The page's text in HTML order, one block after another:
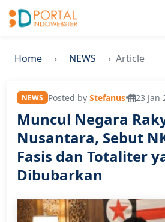
Home NEWS Article
NEWS Posted by Stefanus• 23 Jan
Muncul Negara
Nusantara, Sebut
Fasis dan Totaliter
Dibubarkan